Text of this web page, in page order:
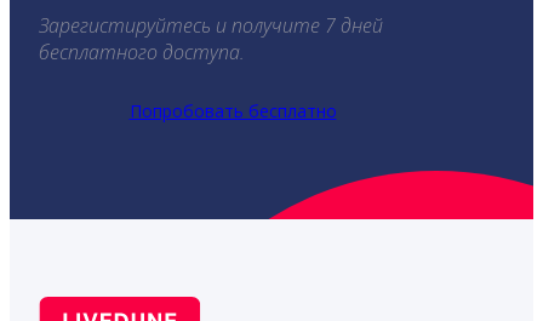
Зарегистируйтесь и получите 7 дней
бесплатного доступа.
Попробовать бесплатно